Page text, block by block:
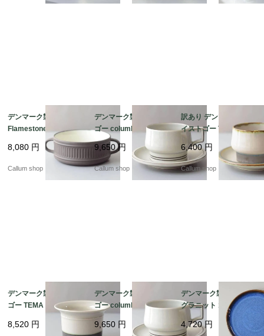
デンマーク製 DANSK
Flamestone 持ち手付
き スープボウル 器 ク
イストゴー J.H.Quistg
aard 北欧ヴィンテージ
8,080 円
Callum shop
デンマーク製 クイスト
ゴー columbia ティー
カップ＆ソーサー コロ
ンビア B&G Bing & Gr
ondahl J.H.Quistgaard
北欧ヴィンテージ アン
9,650円
Callum shop
訳あり デンマーク製 ク
イストゴー TEMA ティ
ーカップ＆ソーサー テ
ィーマ B&G Bing & Gr
ondahl J.H.Quistgaard
北欧ヴィンテージ アン
6,400円
Callum shop
デンマーク製 クイスト
ゴー TEMA ボウル 鉢
器 ティーマ B&G Bing
& Grondahl J.H.Quistg
8,520 円
デンマーク製 クイスト
ゴー columbia ティー
カップ＆ソーサー コロ
ンビア B&G Bing & Gr
9,650 円
デンマーク製 SOHOLM
グラニット 18cm プレ
ート お皿 スーホルム G
RANIT 北欧食器 北欧雑
4,720円